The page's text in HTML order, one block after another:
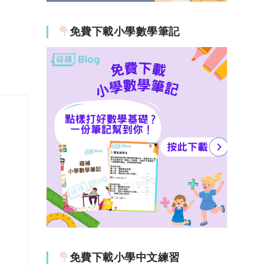
免費下載小學數學筆記
免費下載小學中文練習